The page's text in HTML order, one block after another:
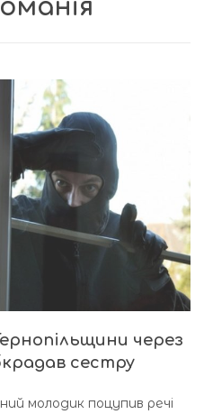
через
сестру
молодик поцупив речі